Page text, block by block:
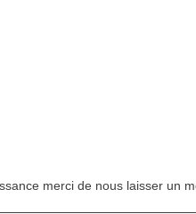
merci de nous laisser un